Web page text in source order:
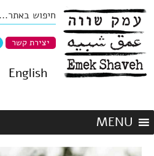
יצירת קשר
English